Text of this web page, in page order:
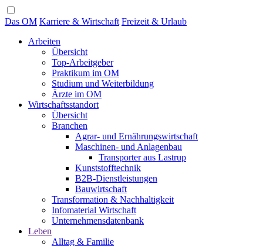
Das OM Karriere & Wirtschaft Freizeit & Urlaub
Arbeiten
Übersicht
Top-Arbeitgeber
Praktikum im OM
Studium und Weiterbildung
Ärzte im OM
Wirtschaftsstandort
Übersicht
Branchen
Agrar- und Ernährungswirtschaft
Maschinen- und Anlagenbau
Transporter aus Lastrup
Kunststofftechnik
B2B-Dienstleistungen
Bauwirtschaft
Transformation & Nachhaltigkeit
Infomaterial Wirtschaft
Unternehmensdatenbank
Leben
Alltag & Familie